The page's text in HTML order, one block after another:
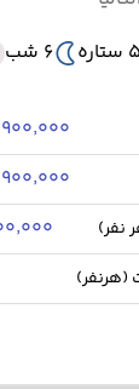
6 شب
۲۹٬۹۰۰٬۰۰۰ تومان +
۲۹٬۹۰۰٬۰۰۰ تومان +
نفر) ۲۹٬۹۰۰٬۰۰۰